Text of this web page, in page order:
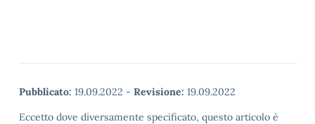
Pubblicato: 19.09.2022 - Revisione: 19.09.2022
Eccetto dove diversamente specificato, questo articolo è